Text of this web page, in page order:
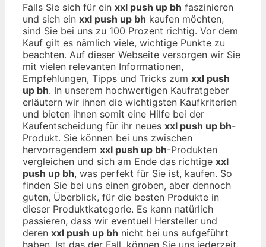
Falls Sie sich für ein xxl push up bh faszinieren
und sich ein xxl push up bh kaufen möchten,
sind Sie bei uns zu 100 Prozent richtig. Vor dem
Kauf gilt es nämlich viele, wichtige Punkte zu
beachten. Auf dieser Webseite versorgen wir Sie
mit vielen relevanten Informationen,
Empfehlungen, Tipps und Tricks zum xxl push
up bh. In unserem hochwertigen Kaufratgeber
erläutern wir ihnen die wichtigsten Kaufkriterien
und bieten ihnen somit eine Hilfe bei der
Kaufentscheidung für ihr neues xxl push up bh-
Produkt. Sie können bei uns zwischen
hervorragendem xxl push up bh-Produkten
vergleichen und sich am Ende das richtige xxl
push up bh, was perfekt für Sie ist, kaufen. So
finden Sie bei uns einen groben, aber dennoch
guten, Überblick, für die besten Produkte in
dieser Produktkategorie. Es kann natürlich
passieren, dass wir eventuell Hersteller und
deren xxl push up bh nicht bei uns aufgeführt
haben. Ist das der Fall, können Sie uns jederzeit